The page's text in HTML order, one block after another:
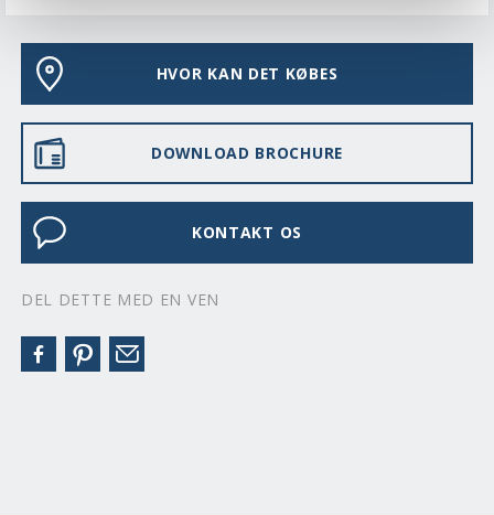
HVOR KAN DET KØBES
DOWNLOAD BROCHURE
KONTAKT OS
DEL DETTE MED EN VEN